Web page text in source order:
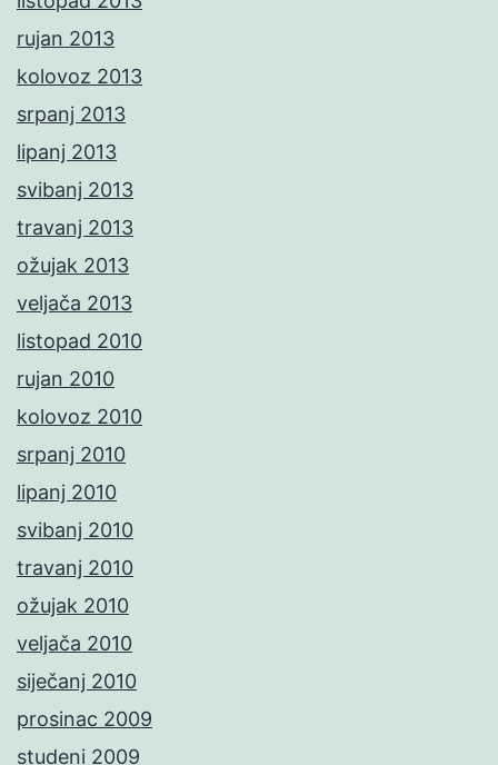
rujan 2013
kolovoz 2013
srpanj 2013
lipanj 2013
svibanj 2013
travanj 2013
ožujak 2013
veljača 2013
listopad 2010
rujan 2010
kolovoz 2010
srpanj 2010
lipanj 2010
svibanj 2010
travanj 2010
ožujak 2010
veljača 2010
siječanj 2010
prosinac 2009
studeni 2009